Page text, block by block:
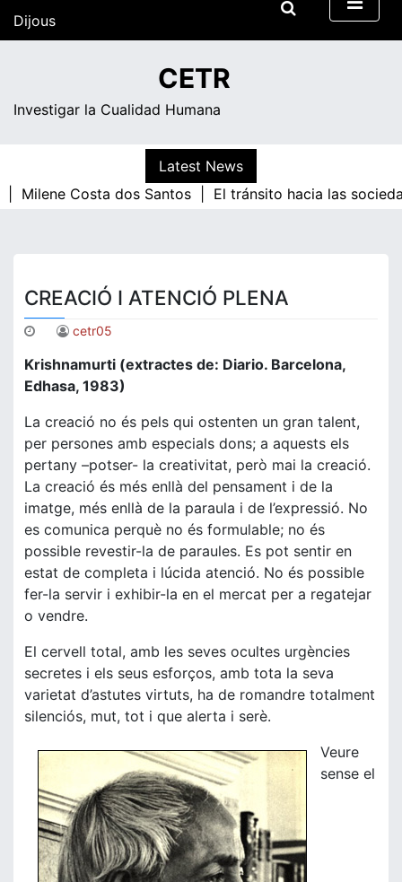
Dijous
CETR
Investigar la Cualidad Humana
Latest News
Milene Costa dos Santos | El tránsito hacia las
CREACIÓ I ATENCIÓ PLENA
cetr05
Krishnamurti (extractes de: Diario. Barcelona,
Edhasa, 1983)
La creació no és pels qui ostenten un gran talent,
per persones amb especials dons; a aquests els
pertany –potser- la creativitat, però mai la creació.
La creació és més enllà del pensament i de la
imatge, més enllà de la paraula i de l’expressió. No
es comunica perquè no és formulable; no és
possible revestir-la de paraules. Es pot sentir en
estat de completa i lúcida atenció. No és possible
fer-la servir i exhibir-la en el mercat per a regatejar
o vendre.
El cervell total, amb les seves ocultes urgències
secretes i els seus esforços, amb tota la seva
varietat d’astutes virtuts, ha de romandre totalment
silenciós, mut, tot i que alerta i serè.
Veure
sense el